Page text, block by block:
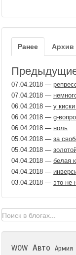
Ранее Архив
Предыдущие
07.04.2018 —
07.04.2018 —
06.04.2018 — у
06.04.2018 — g-
06.04.2018 — ноль
05.04.2018 — за
05.04.2018 —
04.04.2018 — белая
04.04.2018 —
03.04.2018 — это не
WOW Авто Армия